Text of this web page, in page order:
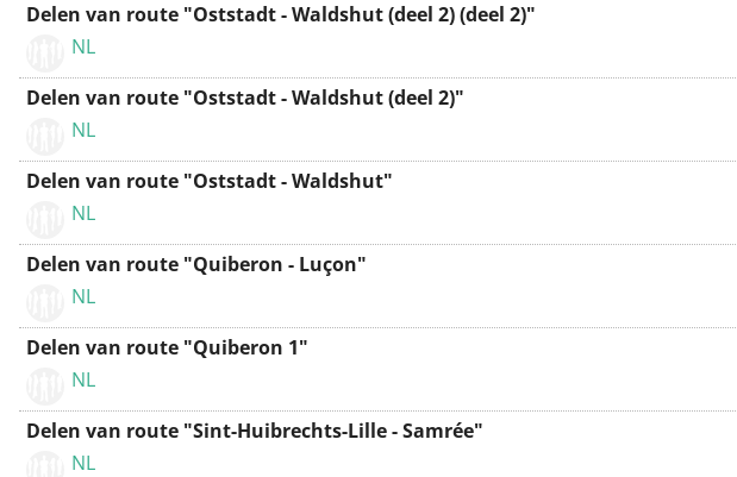
Delen van route "Oststadt - Waldshut (deel 2) (deel 2)"
NL
Delen van route "Oststadt - Waldshut (deel 2)"
NL
Delen van route "Oststadt - Waldshut"
NL
Delen van route "Quiberon - Luçon"
NL
Delen van route "Quiberon 1"
NL
Delen van route "Sint-Huibrechts-Lille - Samrée"
NL